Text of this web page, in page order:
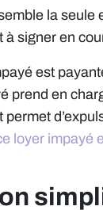
la seule
signer en
est
prend en
loyer impayé